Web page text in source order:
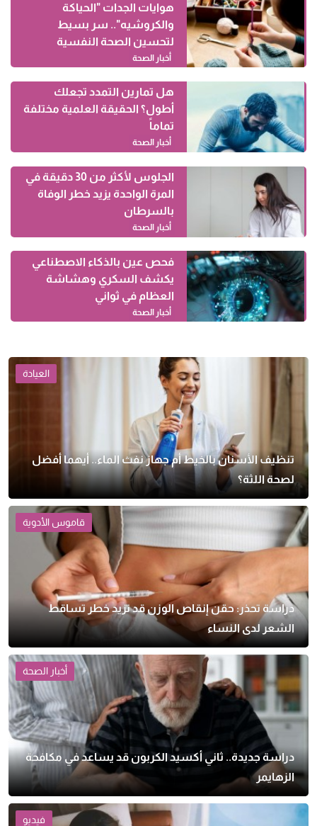
هوايات الجدات "الحياكة
والكروشيه".. سر بسيط
لتحسين الصحة النفسية
أخبار الصحة
هل تمارين التمدد تجعلك
أطول؟ الحقيقة العلمية مختلفة
تماماً
أخبار الصحة
الجلوس لأكثر من 30 دقيقة في
المرة الواحدة يزيد خطر الوفاة
بالسرطان
أخبار الصحة
فحص عين بالذكاء الاصطناعي
يكشف السكري وهشاشة
العظام في ثواني
أخبار الصحة
العيادة
تنظيف الأسنان بالخيط أم جهاز نفث الماء.. أيهما أفضل
لصحة اللثة؟
قاموس الأدوية
دراسة تحذر: حقن إنقاص الوزن قد تزيد خطر تساقط
الشعر لدى النساء
أخبار الصحة
دراسة جديدة.. ثاني أكسيد الكربون قد يساعد في مكافحة
الزهايمر
فيديو